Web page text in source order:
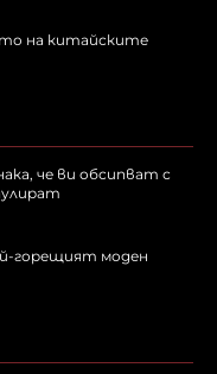
на китайските
че ви обсипват с
горещият моден